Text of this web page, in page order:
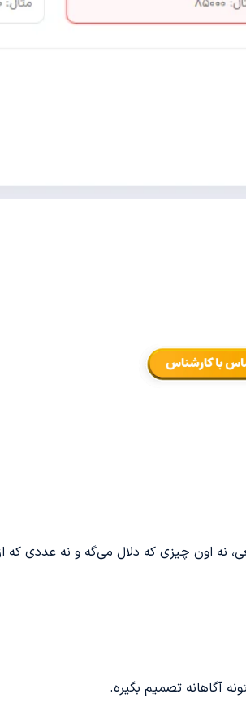
نه اون چیزی که دلال می‌گه و نه عددی
آگاهانه تصمیم بگیره.